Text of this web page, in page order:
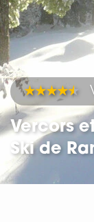
Vercors
Ski de